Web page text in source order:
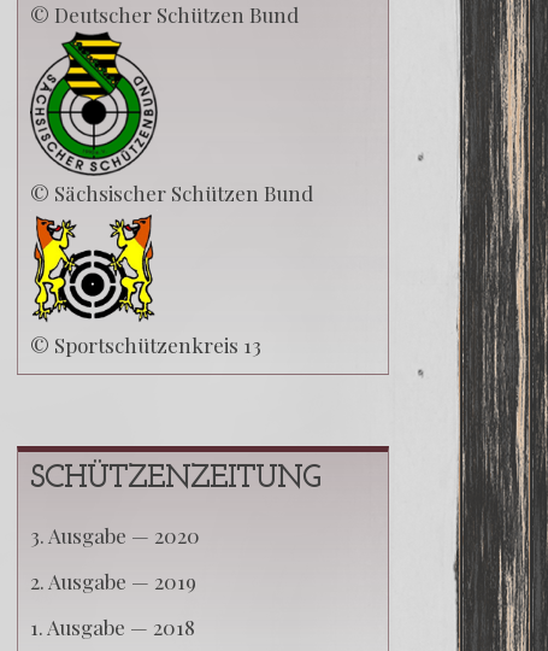
© Deutscher Schützen Bund
© Sächsischer Schützen Bund
© Sportschützenkreis 13
SCHÜTZENZEITUNG
3. Aus­ga­be — 2020
2. Aus­ga­be — 2019
1. Aus­ga­be — 2018